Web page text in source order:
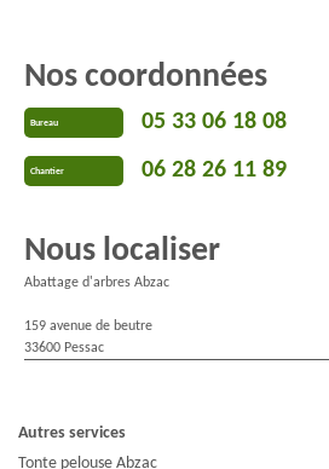
Nos coordonnées
Bureau 05 33 06 18 08
Chantier 06 28 26 11 89
Nous localiser
Abattage d'arbres Abzac
159 avenue de beutre
33600 Pessac
Autres services
Tonte pelouse Abzac